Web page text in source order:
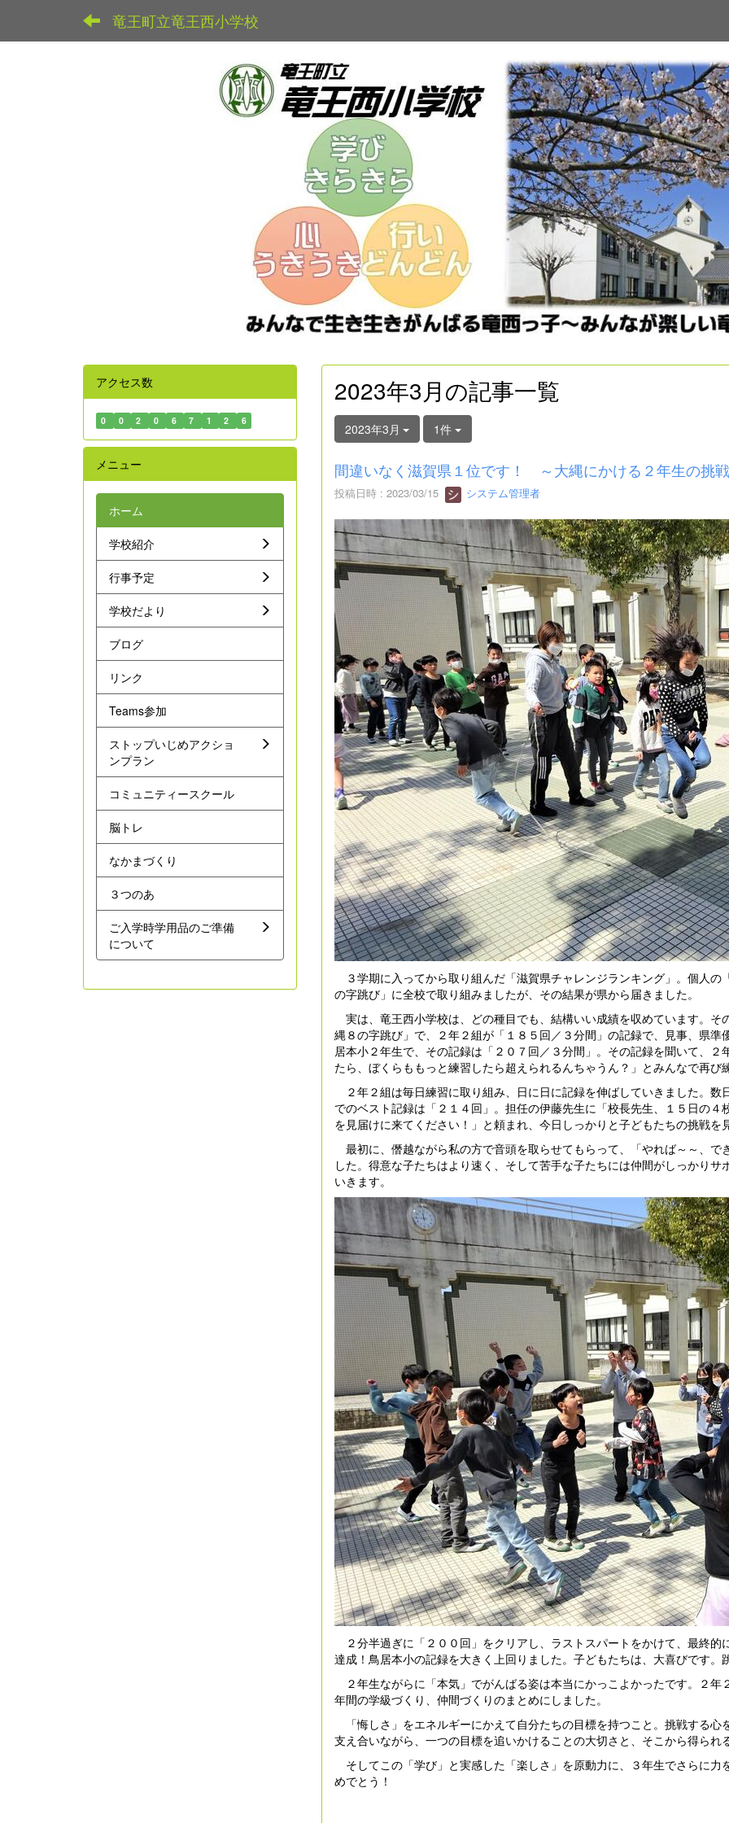
竜王町立竜王西小学校
2023年3月の記事一覧
2023年3月 1件
間違いなく滋賀県１位です！ ～大縄にかける２年生の挑
投稿日時 : 2023/03/15 システム管理者
３学期に入ってから取り組んだ「滋賀県チャレンジランキング」。個人
の字跳び」に全校で取り組みましたが、その結果が県から届きました。
実は、竜王西小学校は、どの種目でも、結構いい成績を収めています。
縄８の字跳び」で、２年２組が「１８５回／３分間」の記録で、見事、県
居本小２年生で、その記録は「２０７回／３分間」。その記録を聞いて、
たら、ぼくらももっと練習したら超えられるんちゃうん？」とみんなで再び
２年２組は毎日練習に取り組み、日に日に記録を伸ばしていきました。
でのベスト記録は「２１４回」。担任の伊藤先生に「校長先生、１５日の
を見届けに来てください！」と頼まれ、今日しっかりと子どもたちの挑戦を
最初に、僭越ながら私の方で音頭を取らせてもらって、「やれば～～、
した。得意な子たちはより速く、そして苦手な子たちには仲間がしっかり
いきます。
２分半過ぎに「２００回」をクリアし、ラストスパートをかけて、最終
達成！鳥居本小の記録を大きく上回りました。子どもたちは、大喜びです。
２年生ながらに「本気」でがんばる姿は本当にかっこよかったです。２
年間の学級づくり、仲間づくりのまとめにしました。
「悔しさ」をエネルギーにかえて自分たちの目標を持つこと。挑戦する
支え合いながら、一つの目標を追いかけることの大切さと、そこから得ら
そしてこの「学び」と実感した「楽しさ」を原動力に、３年生でさらに
めでとう！
アクセス数
0 0 2 0 6 7 1 2 6
メニュー
ホーム
学校紹介
行事予定
学校だより
ブログ
リンク
Teams参加
ストップいじめアクショ
ンプラン
コミュニティースクール
脳トレ
なかまづくり
３つのあ
ご入学時学用品のご準備
について